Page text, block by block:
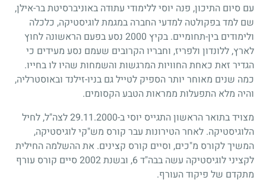
עם סיום התיכון, פנה יוסי ללימודי עתודה באוניברסיטת בר-אילן,
שם למד בפקולטה למדעי החברה במגמת לוגיסטיקה, כלכלה
ולימודים בין-תחומיים. בקיץ 2000 נסע בפעם הראשונה לחוץ
לארץ, ללונדון ולפריז, וחבריו הקרובים שעמם נסע מעידים כי
הגדיר זאת כאחת החוויות המרגשות והשמחות שהיו לו בחייו.
כמה שנים מאוחר יותר הספיק לטייל גם בניו-זילנד ובאוסטרליה,
והיה מלא התפעלות ממראות הטבע הקסומים.
מצויד בתואר הראשון התגייס יוסי ב-29.11.2000 לצה"ל, לחיל
הלוגיסטיקה. לאחר הטירונות עבר קורס מש"קי לוגיסטיקה,
המשיך לקורס מ"כים, וסיים קורס קצינים. את ההשלמה החילית
לקציני לוגיסטיקה עשה בבה"ד 6, ובשנת 2002 סיים קורס עורף
מתקדם של פיקוד העורף.